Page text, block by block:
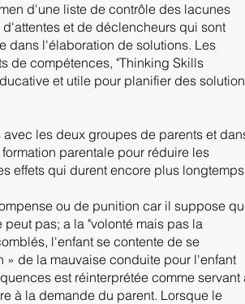
d'une liste de contrôle des lacunes
et de déclencheurs qui sont
dans l'élaboration de solutions. Les
de compétences, "Thinking Skills
et utile pour planifier des
les deux groupes de parents et
parentale pour réduire les
effets qui durent encore plus
ou de punition car il suppose
pas; a la "volonté mais pas la
l'enfant se contente de se
de la mauvaise conduite pour l'enfant
est réinterprétée comme servant
à la demande du parent. Lorsque le